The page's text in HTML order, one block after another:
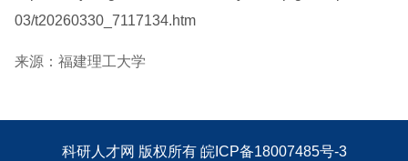
03/t20260330_7117134.htm
来源：福建理工大学
科研人才网 版权所有 皖ICP备18007485号-3